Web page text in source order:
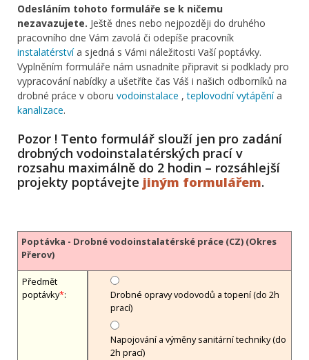
Odesláním tohoto formuláře se k ničemu
nezavazujete. Ještě dnes nebo nejpozději do druhého
pracovního dne Vám zavolá či odepíše pracovník
instalatérstvía sjedná s Vámi náležitosti Vaší poptávky.
Vyplněním formuláře nám usnadníte připravit si podklady pro
vypracování nabídky a ušetříte čas Váš i našich odborníků na
drobné práce v oboru vodoinstalace ,teplovodní vytápěnía
kanalizace.
Pozor ! Tento formulář slouží jen pro zadání
drobných vodoinstalatérských prací v
rozsahu maximálně do 2 hodin – rozsáhlejší
projekty poptávejte jiným formulářem.
Poptávka - Drobné vodoinstalatérské práce (CZ) (Okres
Přerov)
Předmět
poptávky*:
Drobné opravy vodovodů a topení (do 2h
prací)
Napojování a výměny sanitární techniky (do
2h prací)